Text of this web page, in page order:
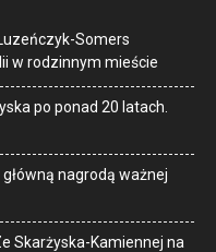
Somers
w rodzinnym mieście
po ponad 20 latach.
nagrodą ważnej
Skarżyska-Kamiennej na